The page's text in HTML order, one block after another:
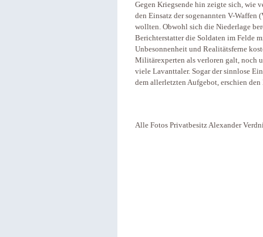
Gegen Kriegsende hin zeigte sich, wie
den Einsatz der sogenannten V-Waffen
wollten. Obwohl sich die Niederlage
Berichterstatter die Soldaten im Felde
Unbesonnenheit und Realitätsferne
Militärexperten als verloren galt, noch
viele Lavanttaler. Sogar der sinnlose
dem allerletzten Aufgebot, erschien
Alle Fotos Privatbesitz Alexander